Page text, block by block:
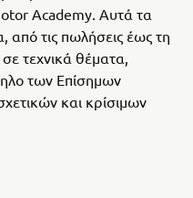
Academy. Αυτά τα
τις πωλήσεις έως τη
τεχνικά θέματα,
των Επίσημων
και κρίσιμων